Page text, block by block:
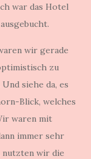
war das Hotel
wir gerade
zu
siehe da, es
Blick, welches
waren mit
immer sehr
nutzten wir die